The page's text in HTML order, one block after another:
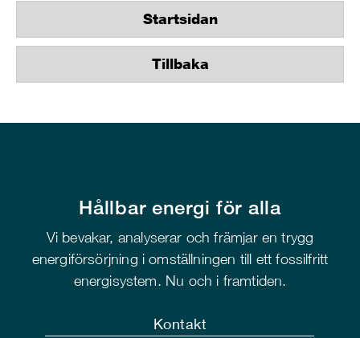
Startsidan
Tillbaka
Hållbar energi för alla
Vi bevakar, analyserar och främjar en trygg
energiförsörjning i omställningen till ett fossilfritt
energisystem. Nu och i framtiden.
Kontakt